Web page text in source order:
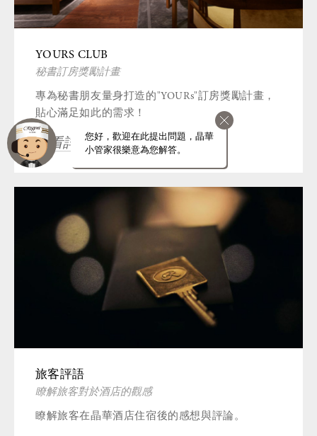
YOURS CLUB
秘書訂房獎勵計畫
專為秘書朋友量身打造的"YOURs"訂房獎勵計畫，
貼心滿足如此的需求！
查看詳情
旅客評語
瞭解旅客對於酒店的觀感
瞭解旅客在晶華酒店住宿後的感想與評論。
您好，歡迎在此提出問題，晶華
小管家很樂意為您解答。